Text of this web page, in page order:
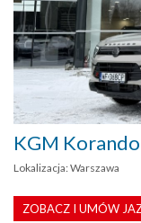
KGM
Lokalizacja: Warszawa
ZOBACZ I UMÓW